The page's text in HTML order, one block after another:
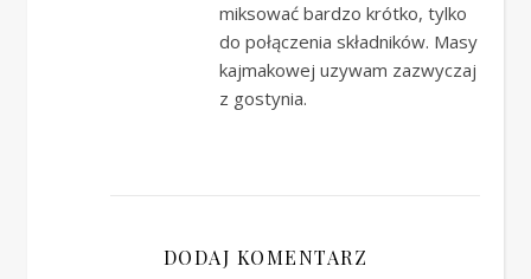
miksować bardzo krótko, tylko
do połączenia składników. Masy
kajmakowej uzywam zazwyczaj
z gostynia.
DODAJ KOMENTARZ